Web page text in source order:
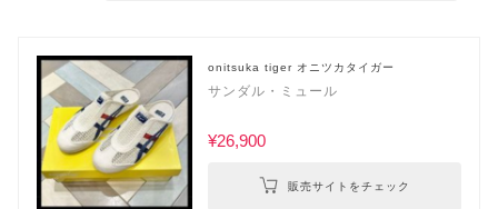
onitsuka tiger オニツカタイガー
サンダル・ミュール
¥26,900
販売サイトをチェック